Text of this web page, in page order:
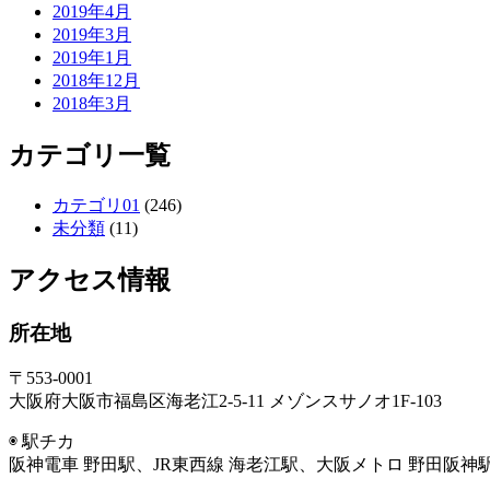
2019年4月
2019年3月
2019年1月
2018年12月
2018年3月
カテゴリ一覧
カテゴリ01 (246)
未分類 (11)
アクセス情報
所在地
〒553-0001
大阪府大阪市福島区海老江2-5-11 メゾンスサノオ1F-103
◉ 駅チカ
阪神電車 野田駅、JR東西線 海老江駅、大阪メトロ 野田阪神